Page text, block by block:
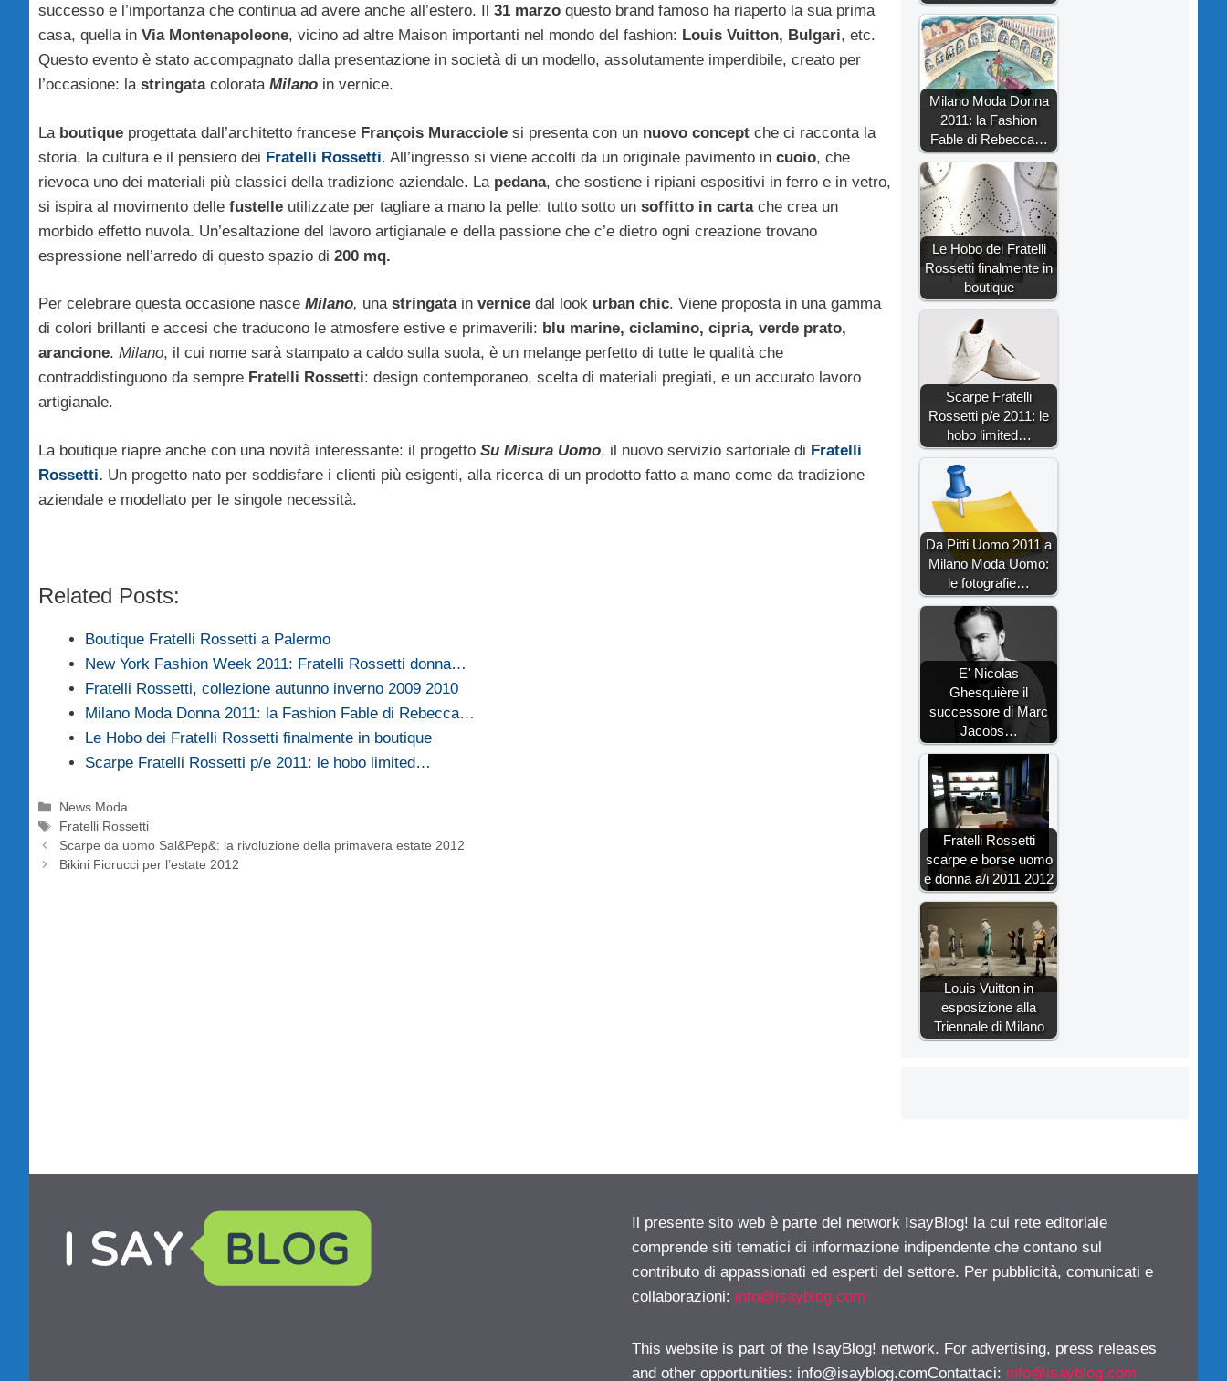
successo e l’importanza che continua ad avere anche all’estero. Il 31 marzo questo brand famoso ha riaperto la sua prima
casa, quella in Via Montenapoleone, vicino ad altre Maison importanti nel mondo del fashion: Louis Vuitton, Bulgari, etc.
Questo evento è stato accompagnato dalla presentazione in società di un modello, assolutamente imperdibile, creato per
l’occasione: la stringatacolorata Milano in vernice.
La boutique progettata dall’architetto francese François Muracciole si presenta con un nuovo concept che ci racconta la
storia, la cultura e il pensiero dei Fratelli Rossetti. All’ingresso si viene accolti da un originale pavimento in cuoio, che
rievoca uno dei materiali più classici della tradizione aziendale. La pedana, che sostiene i ripiani espositivi in ferro e in vetro,
si ispira al movimento delle fustelle utilizzate per tagliare a mano la pelle: tutto sotto un soffitto in cartache crea un
morbido effetto nuvola. Un’esaltazione del lavoro artigianale e della passione che c’e dietro ogni creazione trovano
espressione nell’arredo di questo spazio di 200 mq.
Per celebrare questa occasione nasce Milano, una stringatain vernice dal look urban chic. Viene proposta in una gamma
di colori brillanti e accesi che traducono le atmosfere estive e primaverili: blu marine, ciclamino, cipria, verde prato,
arancione. Milano, il cui nome sarà stampato a caldo sulla suola, è un melange perfetto di tutte le qualità che
contraddistinguono da sempre Fratelli Rossetti: design contemporaneo, scelta di materiali pregiati, e un accurato lavoro
artigianale.
La boutique riapre anche con una novità interessante: il progetto Su Misura Uomo, il nuovo servizio sartoriale di Fratelli
Rossetti. Un progetto nato per soddisfare i clienti più esigenti, alla ricerca di un prodotto fatto a mano come da tradizione
aziendale e modellato per le singole necessità.
Related Posts:
Boutique Fratelli Rossetti a Palermo
New York Fashion Week 2011: Fratelli Rossetti donna…
Fratelli Rossetti, collezione autunno inverno 2009 2010
Milano Moda Donna 2011: la Fashion Fable di Rebecca…
Le Hobo dei Fratelli Rossetti finalmente in boutique
Scarpe Fratelli Rossetti p/e 2011: le hobo limited…
Categorie
News Moda
Tag
Fratelli Rossetti
Scarpe da uomo Sal&Pep&: la rivoluzione della primavera estate 2012
Bikini Fiorucci per l’estate 2012
Milano Moda Donna
2011: la Fashion
Fable di Rebecca…
Le Hobo dei Fratelli
Rossetti finalmente in
boutique
Scarpe Fratelli
Rossetti p/e 2011: le
hobo limited…
Da Pitti Uomo 2011 a
Milano Moda Uomo:
le fotografie…
E' Nicolas
Ghesquière il
successore di Marc
Jacobs…
Fratelli Rossetti
scarpe e borse uomo
e donna a/i 2011 2012
Louis Vuitton in
esposizione alla
Triennale di Milano
Il presente sito web è parte del network IsayBlog! la cui rete editoriale
comprende siti tematici di informazione indipendente che contano sul
contributo di appassionati ed esperti del settore. Per pubblicità, comunicati e
collaborazioni: info@isayblog.com
This website is part of the IsayBlog! network. For advertising, press releases
and other opportunities: info@isayblog.comContattaci: info@isayblog.com